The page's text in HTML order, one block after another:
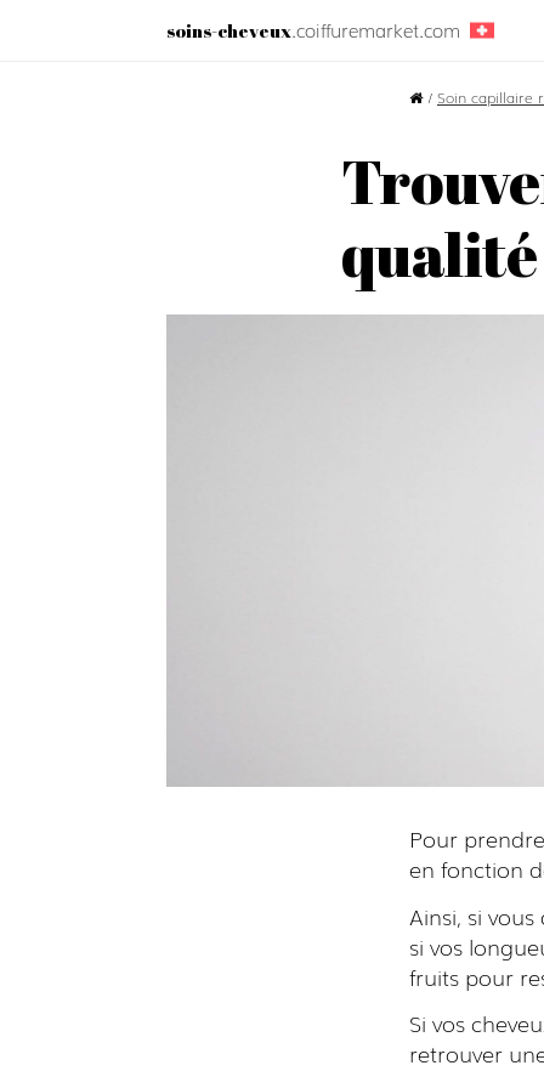
soins-cheveux.coiffuremarket.com
/ Soin capillaire
qualité
Pour
en fonction
Ainsi, si
si vos
fruits pour
Si vos
retrouver